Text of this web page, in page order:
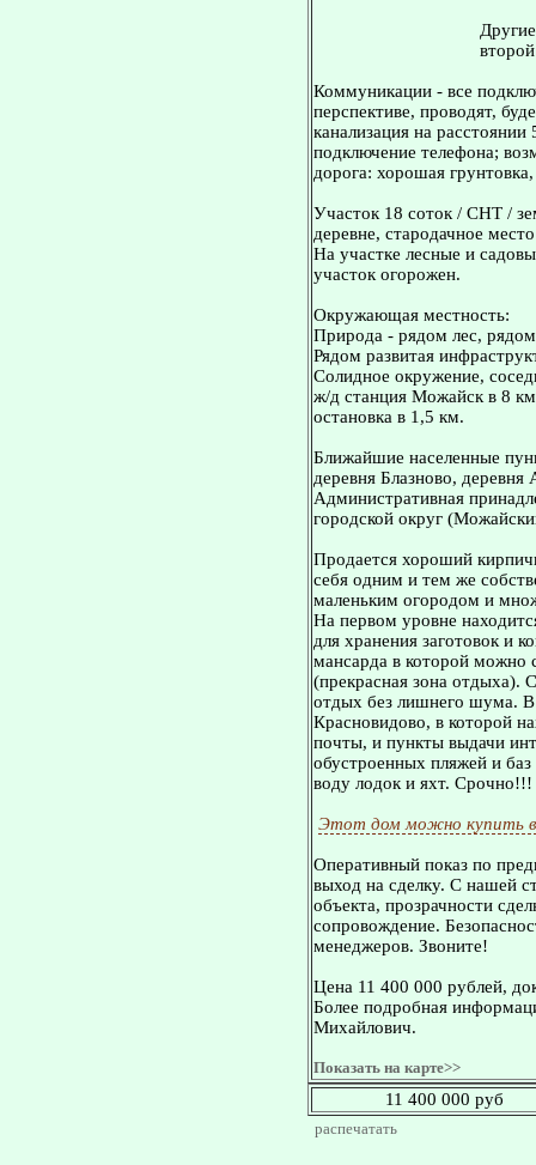
Коммуникации - все
перспективе, проводят,
канализация на
подключение телефона;
дорога: хорошая
Участок 18 соток / СНТ /
деревне, стародачное
На участке лесные и
участок огорожен.
Окружающая местность:
Природа - рядом лес,
Рядом развитая
Солидное окружение,
ж/д станция Можайск в 8
остановка в 1,5 км.
Ближайшие населенные
деревня Блазново, деревня
Административная
городской округ
Продается хороший
себя одним и тем же
маленьким огородом и
На первом уровне
для хранения заготовок и
мансарда в которой можно
(прекрасная зона отдыха).
отдых без лишнего шума. В
Красновидово, в которой
почты, и пункты выдачи
обустроенных пляжей и
воду лодок и яхт.
Этот дом можно купить
Оперативный показ по
выход на сделку. С нашей
объекта, прозрачности
сопровождение.
менеджеров. Звоните!
Цена 11 400 000 рублей,
Более подробная
Михайлович.
Показать на карте>>
11 400 000 руб
распечатать